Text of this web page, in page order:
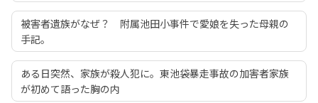
被害者遺族がなぜ？ 附属池田小事件で愛娘を失った母親の
手記。
ある日突然、家族が殺人犯に。東池袋暴走事故の加害者家族
が初めて語った胸の内